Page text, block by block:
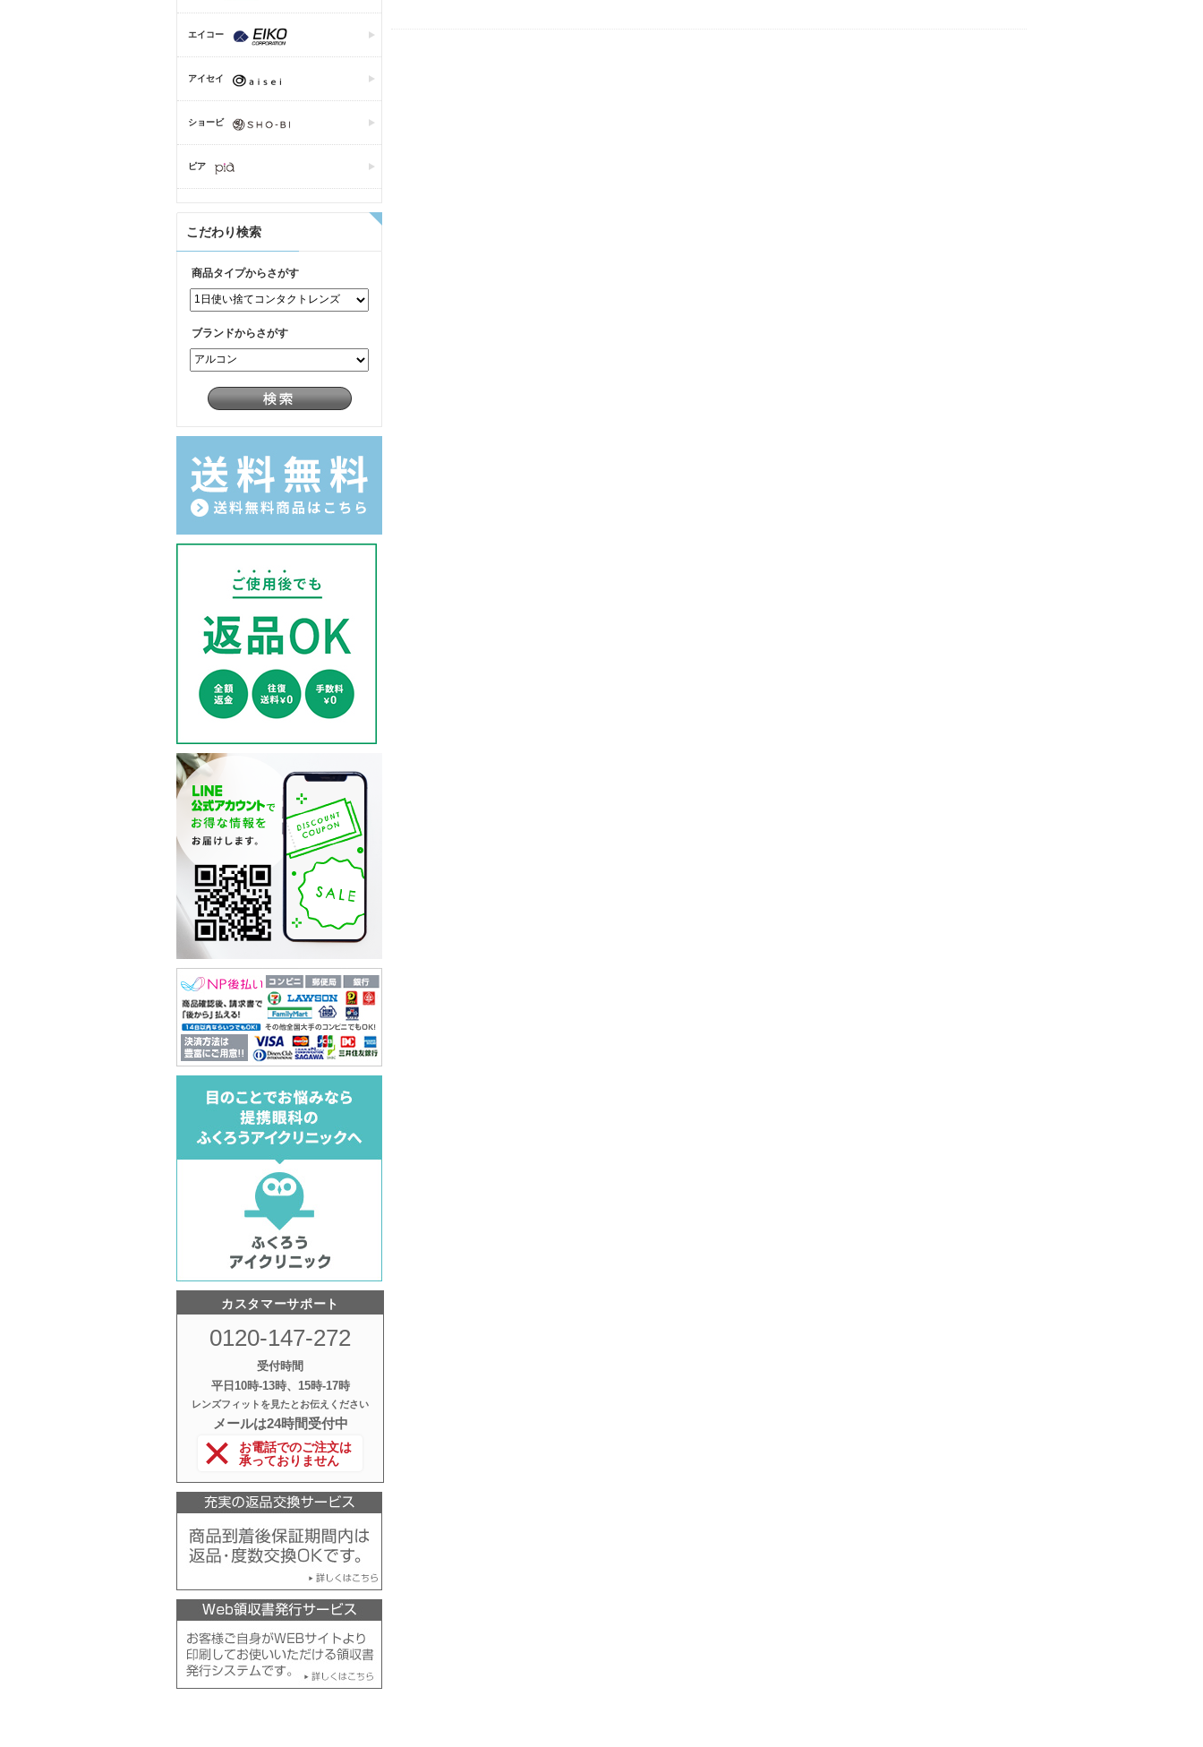
エイコー
アイセイ
ショービ
ピア
こだわり検索
商品タイプからさがす
ブランドからさがす
カスタマーサポート
0120-147-272
受付時間
平日10時‐13時、15時‐17時
レンズフィットを見たとお伝えください
メールは24時間受付中
お電話でのご注文は
承っておりません